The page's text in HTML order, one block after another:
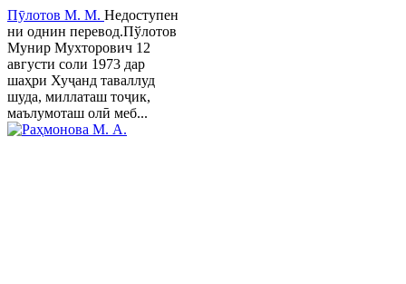
Пӯлотов М. М. Недоступен
ни однин перевод.Пўлотов
Мунир Мухторович 12
августи соли 1973 дар
шаҳри Хуҷанд таваллуд
шуда, миллаташ тоҷик,
маълумоташ олӣ меб...